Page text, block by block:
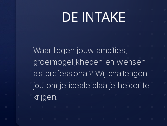
DE INTAKE
Waar liggen jouw ambities,
groeimogelijkheden en wensen
als professional? Wij challengen
jou om je ideale plaatje helder te
krijgen.